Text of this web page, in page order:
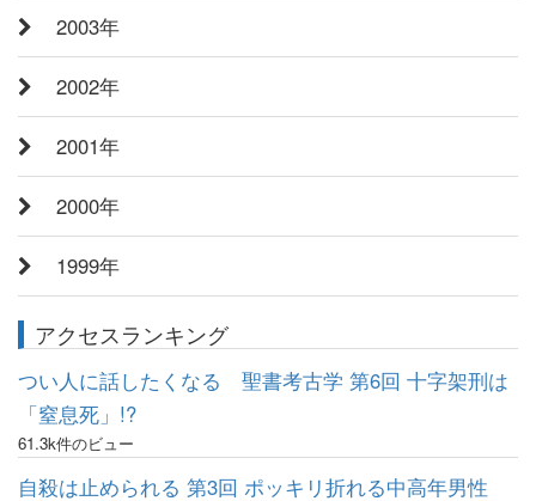
2003年
2002年
2001年
2000年
1999年
アクセスランキング
つい人に話したくなる 聖書考古学 第6回 十字架刑は
「窒息死」!?
61.3k件のビュー
自殺は止められる 第3回 ポッキリ折れる中高年男性